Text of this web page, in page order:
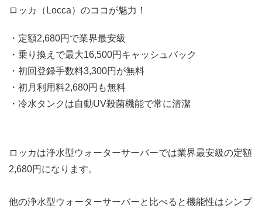
ロッカ（Locca）のココが魅力！
・定額2,680円で業界最安級
・乗り換えで最大16,500円キャッシュバック
・初回登録手数料3,300円が無料
・初月利用料2,680円も無料
・冷水タンクは自動UV殺菌機能で常に清潔
ロッカは浄水型ウォーターサーバーでは業界最安級の定額
2,680円 になります。
他の浄水型ウォーターサーバーと比べると機能性はシンプ